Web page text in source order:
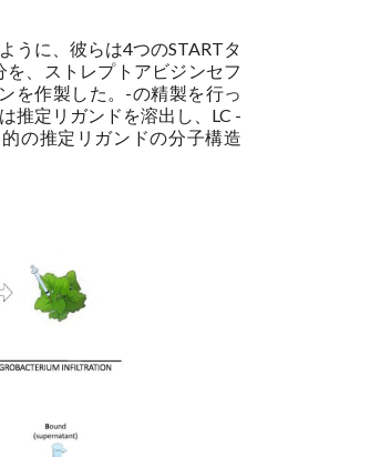
うに、彼らは4つのSTARTタ
、ストレプトアビジンセフ
を作製した。 -の精製を行っ
推定リガンドを溶出し、LC -
の推定リガンドの分子構造